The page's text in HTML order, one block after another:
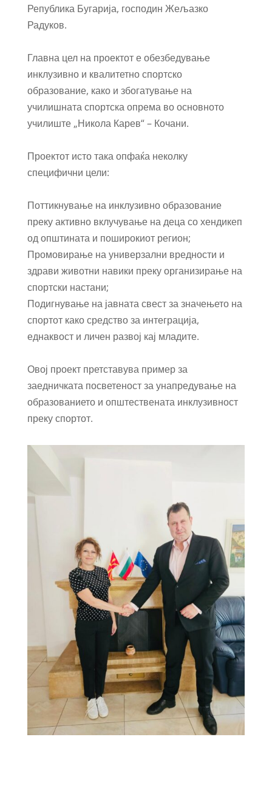
Република Бугарија, господин Жељазко
Радуков.
Главна цел на проектот е обезбедување
инклузивно и квалитетно спортско
образование, како и збогатување на
училишната спортска опрема во основното
училиште „Никола Карев“ – Кочани.
Проектот исто така опфаќа неколку
специфични цели:
Поттикнување на инклузивно образование
преку активно вклучување на деца со хендикеп
од општината и поширокиот регион;
Промовирање на универзални вредности и
здрави животни навики преку организирање на
спортски настани;
Подигнување на јавната свест за значењето на
спортот како средство за интеграција,
еднаквост и личен развој кај младите.
Овој проект претставува пример за
заедничката посветеност за унапредување на
образованието и општествената инклузивност
преку спортот.